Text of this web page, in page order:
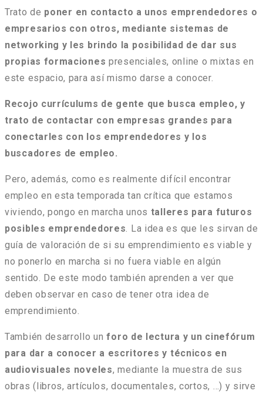
Trato de poner en contacto a unos emprendedores o
empresarios con otros, mediante sistemas de
networking y les brindo la posibilidad de dar sus
propias formaciones presenciales, online o mixtas en
este espacio, para así mismo darse a conocer.
Recojo currículums de gente que busca empleo, y
trato de contactar con empresas grandes para
conectarles con los emprendedores y los
buscadores de empleo.
Pero, además, como es realmente difícil encontrar
empleo en esta temporada tan crítica que estamos
viviendo, pongo en marcha unos talleres para futuros
posibles emprendedores. La idea es que les sirvan de
guía de valoración de si su emprendimiento es viable y
no ponerlo en marcha si no fuera viable en algún
sentido. De este modo también aprenden a ver que
deben observar en caso de tener otra idea de
emprendimiento.
También desarrollo unforo de lectura y un cinefórum
para dar a conocer a escritores y técnicos en
audiovisuales noveles, mediante la muestra de sus
obras (libros, artículos, documentales, cortos, …) y sirve